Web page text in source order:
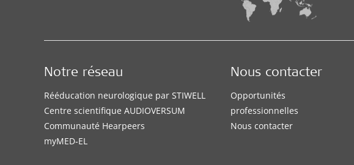
Notre réseau
Rééducation neurologique par STIWELL
Centre scientifique AUDIOVERSUM
Communauté Hearpeers
myMED‑EL
Nous contacter
Opportunités
professionnelles
Nous contacter